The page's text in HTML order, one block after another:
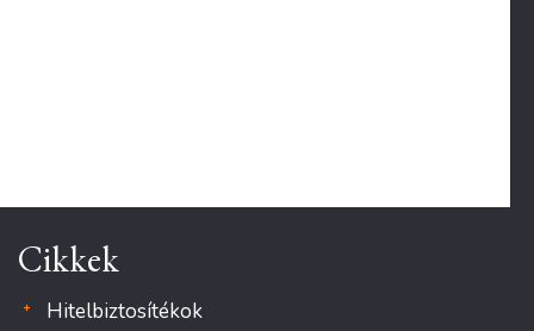
Cikkek
Hitelbiztosítékok